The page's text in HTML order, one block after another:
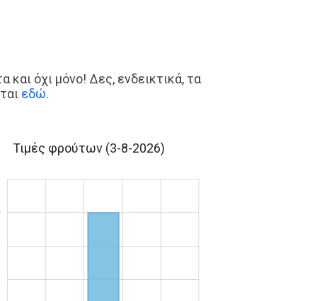
και όχι μόνο! Δες, ενδεικτικά, τα
εδώ.
Τιμές φρούτων (3-8-2026)